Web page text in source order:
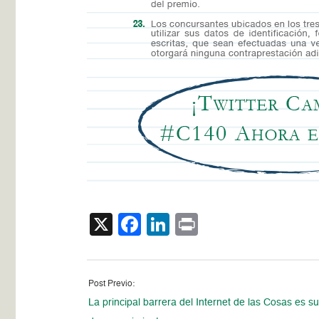
X Facebook
LinkedIn
Post Previo:
La principal barrera del Internet de las Cosas es su